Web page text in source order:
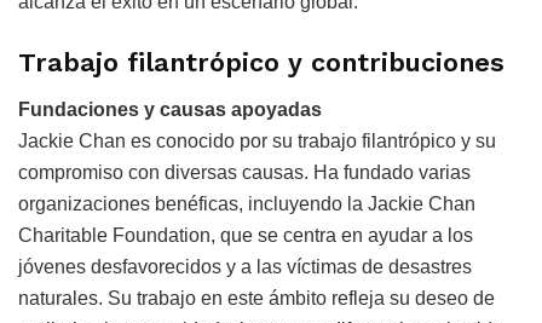
Trabajo filantrópico y contribuciones
Fundaciones y causas apoyadas
Jackie Chan es conocido por su trabajo filantrópico y su
compromiso con diversas causas. Ha fundado varias
organizaciones benéficas, incluyendo la Jackie Chan
Charitable Foundation, que se centra en ayudar a los
jóvenes desfavorecidos y a las víctimas de desastres
naturales. Su trabajo en este ámbito refleja su deseo de